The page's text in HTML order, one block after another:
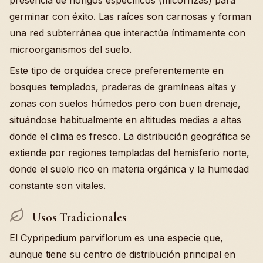
germinar con éxito. Las raíces son carnosas y forman
una red subterránea que interactúa íntimamente con
microorganismos del suelo.
Este tipo de orquídea crece preferentemente en
bosques templados, praderas de gramíneas altas y
zonas con suelos húmedos pero con buen drenaje,
situándose habitualmente en altitudes medias a altas
donde el clima es fresco. La distribución geográfica se
extiende por regiones templadas del hemisferio norte,
donde el suelo rico en materia orgánica y la humedad
constante son vitales.
Usos Tradicionales
El Cypripedium parviflorum es una especie que,
aunque tiene su centro de distribución principal en